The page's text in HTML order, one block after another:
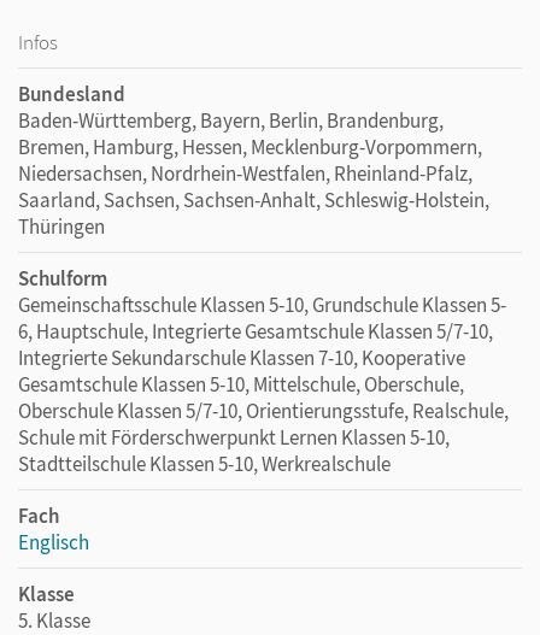
Infos
Bundesland
Baden-Württemberg, Bayern, Berlin, Brandenburg,
Bremen, Hamburg, Hessen, Mecklenburg-Vorpommern,
Niedersachsen, Nordrhein-Westfalen, Rheinland-Pfalz,
Saarland, Sachsen, Sachsen-Anhalt, Schleswig-Holstein,
Thüringen
Schulform
Gemeinschaftsschule Klassen 5-10, Grundschule Klassen 5-
6, Hauptschule, Integrierte Gesamtschule Klassen 5/7-10,
Integrierte Sekundarschule Klassen 7-10, Kooperative
Gesamtschule Klassen 5-10, Mittelschule, Oberschule,
Oberschule Klassen 5/7-10, Orientierungsstufe, Realschule,
Schule mit Förderschwerpunkt Lernen Klassen 5-10,
Stadtteilschule Klassen 5-10, Werkrealschule
Fach
Englisch
Klasse
5. Klasse